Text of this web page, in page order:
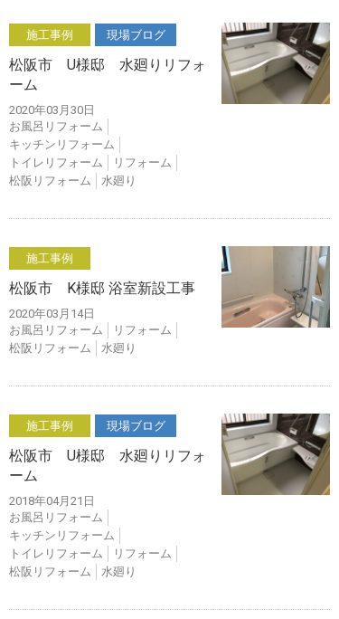
施工事例 現場ブログ
松阪市 U様邸 水廻りリフォ
ーム
2020年03月30日
お風呂リフォーム
キッチンリフォーム
トイレリフォーム
リフォーム
松阪リフォーム
水廻り
施工事例
松阪市 K様邸 浴室新設工事
2020年03月14日
お風呂リフォーム
リフォーム
松阪リフォーム
水廻り
施工事例 現場ブログ
松阪市 U様邸 水廻りリフォ
ーム
2018年04月21日
お風呂リフォーム
キッチンリフォーム
トイレリフォーム
リフォーム
松阪リフォーム
水廻り